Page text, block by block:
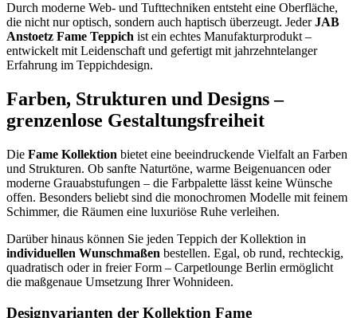
Durch moderne Web- und Tufttechniken entsteht eine Oberfläche,
die nicht nur optisch, sondern auch haptisch überzeugt. JederJAB
Anstoetz Fame Teppich ist ein echtes Manufakturprodukt –
entwickelt mit Leidenschaft und gefertigt mit jahrzehntelanger
Erfahrung im Teppichdesign.
Farben, Strukturen und Designs –
grenzenlose Gestaltungsfreiheit
Die Fame Kollektion bietet eine beeindruckende Vielfalt an Farben
und Strukturen. Ob sanfte Naturtöne, warme Beigenuancen oder
moderne Grauabstufungen – die Farbpalette lässt keine Wünsche
offen. Besonders beliebt sind die monochromen Modelle mit feinem
Schimmer, die Räumen eine luxuriöse Ruhe verleihen.
Darüber hinaus können Sie jeden Teppich der Kollektion in
individuellen Wunschmaßen bestellen. Egal, ob rund, rechteckig,
quadratisch oder in freier Form – Carpetlounge Berlin ermöglicht
die maßgenaue Umsetzung Ihrer Wohnideen.
Designvarianten der Kollektion Fame